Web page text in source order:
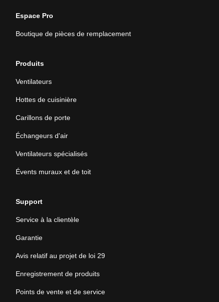
Espace Pro
Boutique de pièces de remplacement
Produits
Ventilateurs
Hottes de cuisinière
Carillons de porte
Échangeurs d'air
Ventilateurs spécialisés
Évents muraux et de toit
Support
Service à la clientèle
Garantie
Avis relatif au projet de loi 29
Enregistrement de produits
Points de vente et de service